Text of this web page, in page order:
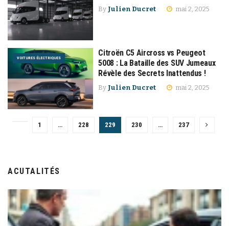
By Julien Ducret mai 2, 2025
VOITURES ÉLECTRIQUES
Citroën C5 Aircross vs Peugeot
5008 : La Bataille des SUV Jumeaux
Révèle des Secrets Inattendus !
By Julien Ducret mai 2, 2025
1 … 228 229 230 … 237
ACUTALITÉS